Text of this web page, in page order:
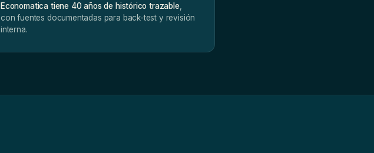
Economatica tiene 40 años de histórico trazable,
con fuentes documentadas para back-test y revisión
interna.